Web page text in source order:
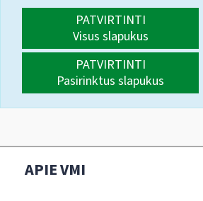
PATVIRTINTI
Visus slapukus
PATVIRTINTI
Pasirinktus slapukus
APIE VMI